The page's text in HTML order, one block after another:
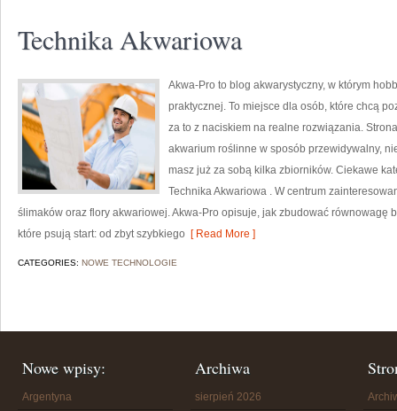
Technika Akwariowa
Akwa-Pro to blog akwarystyczny, w którym
praktycznej. To miejsce dla osób, które chcą
za to z naciskiem na realne rozwiązania.
akwarium roślinne w sposób przewidywalny,
masz już za sobą kilka zbiorników. Ciekawe
Technika Akwariowa . W centrum
ślimaków oraz flory akwariowej. Akwa-Pro opisuje, jak zbudować równowagę
które psują start: od zbyt szybkiego [ Read More ]
CATEGORIES: NOWE TECHNOLOGIE
Nowe wpisy:
Argentyna
Archiwa
sierpień 2026